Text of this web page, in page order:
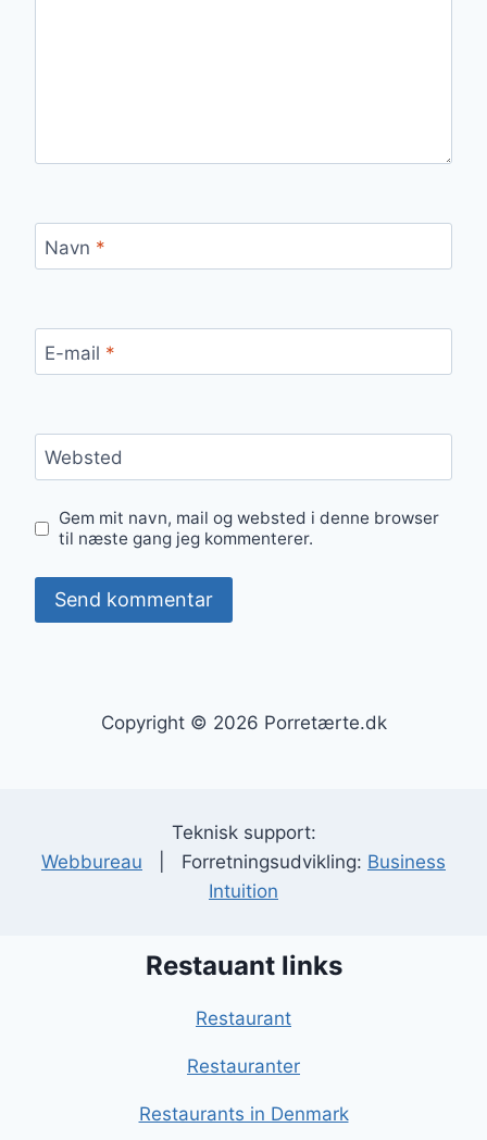
Navn *
E-mail *
Websted
Gem mit navn, mail og websted i denne browser
til næste gang jeg kommenterer.
Copyright © 2026 Porretærte.dk
Teknisk support:
Webbureau | Forretningsudvikling: Business
Intuition
Restauant links
Restaurant
Restauranter
Restaurants in Denmark